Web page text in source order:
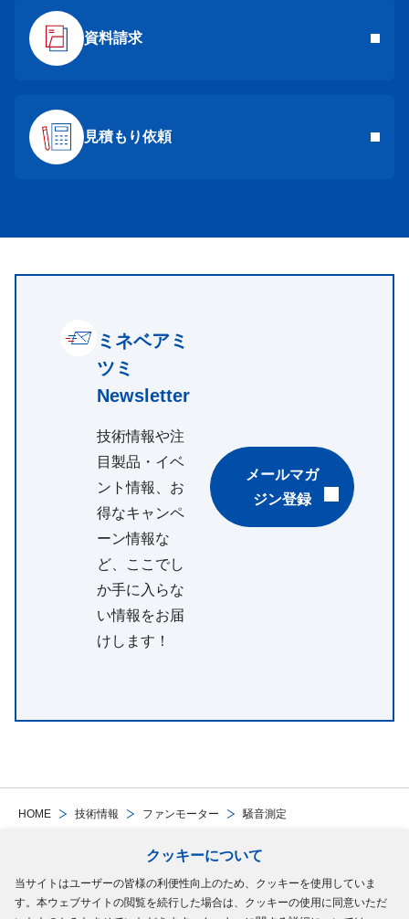
クッキーについて
当サイトはユーザーの皆様の利便性向上のため、クッキーを使用していま
す。本ウェブサイトの閲覧を続行した場合は、クッキーの使用に同意いただ
HOME 技術情報 ファンモーター 騒音測定
資料請求
見積もり依頼
ミネベアミ
ツミ
Newsletter
技術情報や注
目製品・イベ
ント情報、お
得なキャンペ
ーン情報な
ど、ここでし
か手に入らな
い情報をお届
けします！
メールマガ
ジン登録